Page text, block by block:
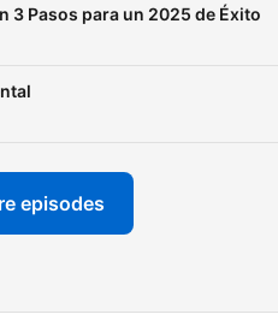
3 Pasos para un 2025 de Éxito
episodes